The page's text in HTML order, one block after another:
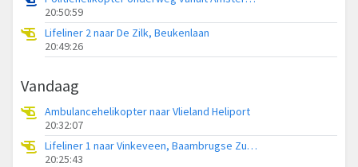
20:50:59
Lifeliner 2 naar De Zilk, Beukenlaan
20:49:26
Vandaag
Ambulancehelikopter naar Vlieland Heliport
20:32:07
Lifeliner 1 naar Vinkeveen, Baambrugse Zuwe
20:25:43